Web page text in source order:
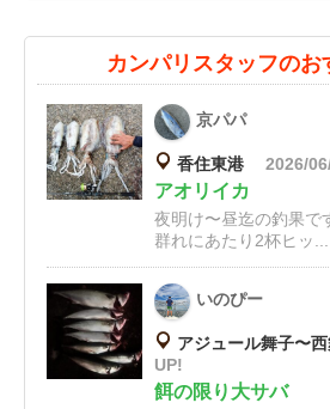
カンパリスタッフのお
京パパ
香住東港 2026/
アオリイカ
夜明け〜昼迄の釣果で
群れにあたり2杯ヒッ...
いのぴー
アジュール舞子〜
UP!
餌の限り大サバ